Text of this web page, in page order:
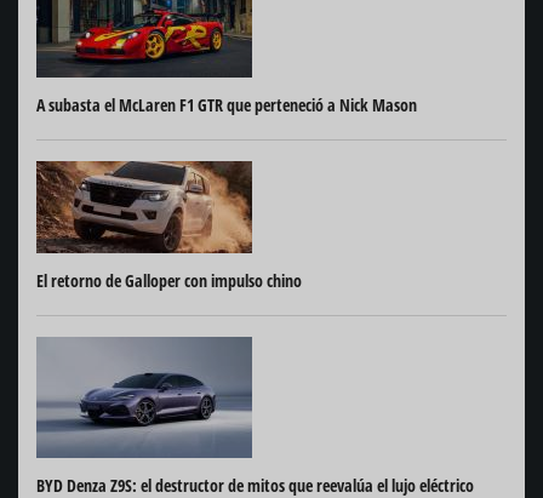
A subasta el McLaren F1 GTR que perteneció a Nick Mason
El retorno de Galloper con impulso chino
BYD Denza Z9S: el destructor de mitos que reevalúa el lujo eléctrico